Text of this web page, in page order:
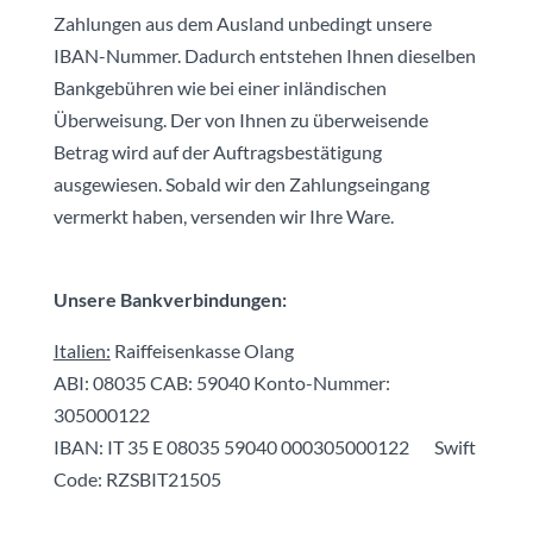
Zahlungen aus dem Ausland unbedingt unsere
IBAN-Nummer. Dadurch entstehen Ihnen dieselben
Bankgebühren wie bei einer inländischen
Überweisung. Der von Ihnen zu überweisende
Betrag wird auf der Auftragsbestätigung
ausgewiesen. Sobald wir den Zahlungseingang
vermerkt haben, versenden wir Ihre Ware.
Unsere Bankverbindungen:
Italien: Raiffeisenkasse Olang
ABI: 08035 CAB: 59040 Konto-Nummer:
305000122
IBAN: IT 35 E 08035 59040 000305000122 Swift
Code: RZSBIT21505